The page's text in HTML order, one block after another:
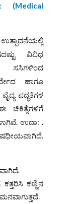
: (Medical
ವಿವಿಧ
ಹಾಗೂ
ಪದ್ಧತಿಗಳ
ಚಿಕಿತ್ಸೆಗಳಿಗೆ
ಉದಾ: .
ಕಣ್ಣಿನ